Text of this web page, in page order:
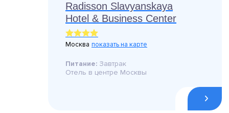
Radisson Slavyanskaya
Hotel & Business Center
Москва показать на карте
Питание: Завтрак
Отель в центре Москвы